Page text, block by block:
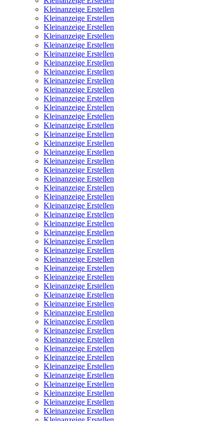
Kleinanzeige Erstellen
Kleinanzeige Erstellen
Kleinanzeige Erstellen
Kleinanzeige Erstellen
Kleinanzeige Erstellen
Kleinanzeige Erstellen
Kleinanzeige Erstellen
Kleinanzeige Erstellen
Kleinanzeige Erstellen
Kleinanzeige Erstellen
Kleinanzeige Erstellen
Kleinanzeige Erstellen
Kleinanzeige Erstellen
Kleinanzeige Erstellen
Kleinanzeige Erstellen
Kleinanzeige Erstellen
Kleinanzeige Erstellen
Kleinanzeige Erstellen
Kleinanzeige Erstellen
Kleinanzeige Erstellen
Kleinanzeige Erstellen
Kleinanzeige Erstellen
Kleinanzeige Erstellen
Kleinanzeige Erstellen
Kleinanzeige Erstellen
Kleinanzeige Erstellen
Kleinanzeige Erstellen
Kleinanzeige Erstellen
Kleinanzeige Erstellen
Kleinanzeige Erstellen
Kleinanzeige Erstellen
Kleinanzeige Erstellen
Kleinanzeige Erstellen
Kleinanzeige Erstellen
Kleinanzeige Erstellen
Kleinanzeige Erstellen
Kleinanzeige Erstellen
Kleinanzeige Erstellen
Kleinanzeige Erstellen
Kleinanzeige Erstellen
Kleinanzeige Erstellen
Kleinanzeige Erstellen
Kleinanzeige Erstellen
Kleinanzeige Erstellen
Kleinanzeige Erstellen
Kleinanzeige Erstellen